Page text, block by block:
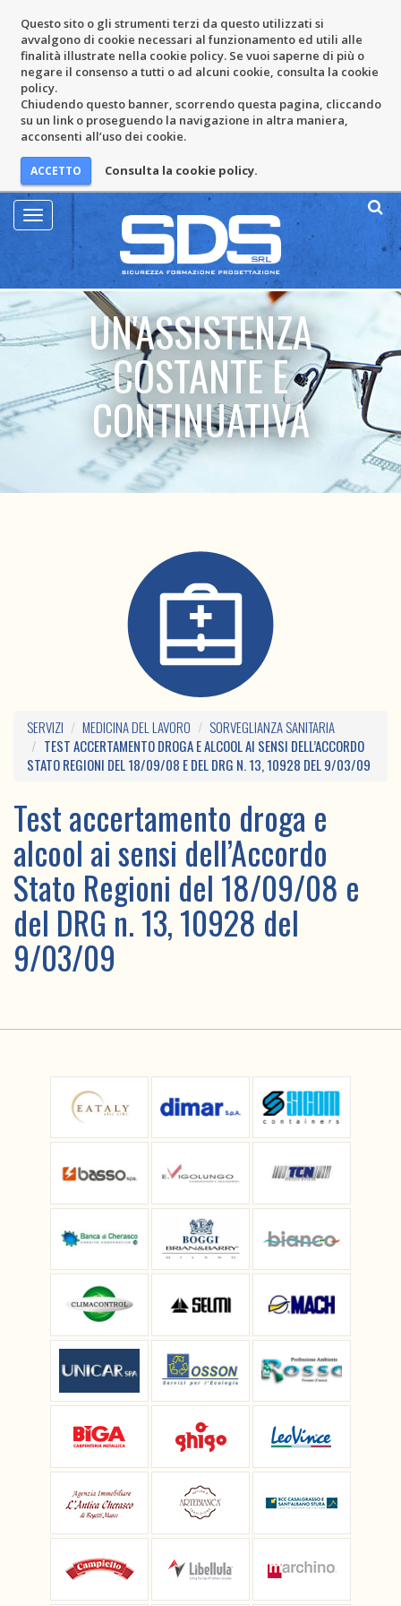
Questo sito o gli strumenti terzi da questo utilizzati si
avvalgono di cookie necessari al funzionamento ed utili alle
finalità illustrate nella cookie policy. Se vuoi saperne di più o
negare il consenso a tutti o ad alcuni cookie, consulta la cookie
policy.
Chiudendo questo banner, scorrendo questa pagina, cliccando
su un link o proseguendo la navigazione in altra maniera,
acconsenti all’uso dei cookie.
Consulta la cookie policy.
Mostra
Menu
UN'ASSISTENZA
COSTANTE E
CONTINUATIVA
SERVIZI MEDICINA DEL LAVORO
SORVEGLIANZA SANITARIA
TEST ACCERTAMENTO DROGA E ALCOOL AI SENSI DELL’ACCORDO
STATO REGIONI DEL 18/09/08 E DEL DRG N. 13, 10928 DEL 9/03/09
Test accertamento droga e
alcool ai sensi dell’Accordo
Stato Regioni del 18/09/08 e
del DRG n. 13, 10928 del
9/03/09